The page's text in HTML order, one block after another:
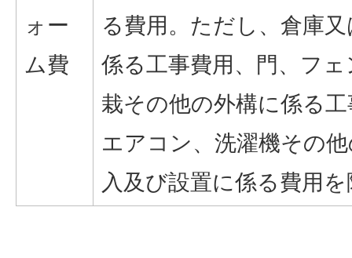
ォー
ム費
る費用。ただし、倉庫
係る工事費用、門、フ
栽その他の外構に係る
エアコン、洗濯機その
入及び設置に係る費用